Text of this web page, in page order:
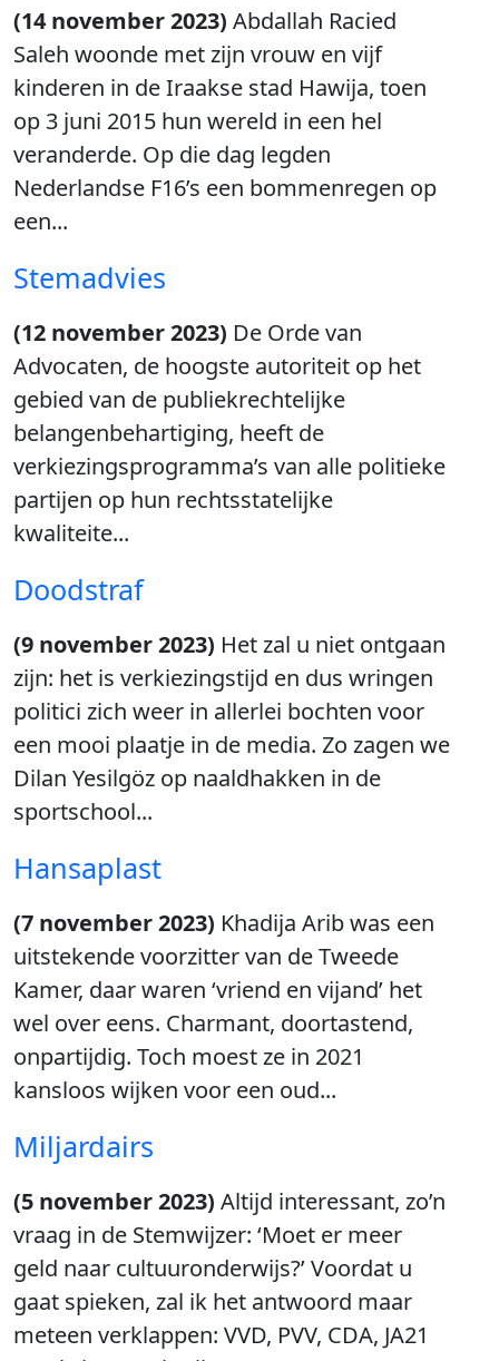
(14 november 2023) Abdallah Racied
Saleh woonde met zijn vrouw en vijf
kinderen in de Iraakse stad Hawija, toen
op 3 juni 2015 hun wereld in een hel
veranderde. Op die dag legden
Nederlandse F16’s een bommenregen op
een...
Stemadvies
(12 november 2023) De Orde van
Advocaten, de hoogste autoriteit op het
gebied van de publiekrechtelijke
belangenbehartiging, heeft de
verkiezingsprogramma’s van alle politieke
partijen op hun rechtsstatelijke
kwaliteite...
Doodstraf
(9 november 2023) Het zal u niet ontgaan
zijn: het is verkiezingstijd en dus wringen
politici zich weer in allerlei bochten voor
een mooi plaatje in de media. Zo zagen we
Dilan Yesilgöz op naaldhakken in de
sportschool...
Hansaplast
(7 november 2023) Khadija Arib was een
uitstekende voorzitter van de Tweede
Kamer, daar waren ‘vriend en vijand’ het
wel over eens. Charmant, doortastend,
onpartijdig. Toch moest ze in 2021
kansloos wijken voor een oud...
Miljardairs
(5 november 2023) Altijd interessant, zo’n
vraag in de Stemwijzer: ‘Moet er meer
geld naar cultuuronderwijs?’ Voordat u
gaat spieken, zal ik het antwoord maar
meteen verklappen: VVD, PVV, CDA, JA21